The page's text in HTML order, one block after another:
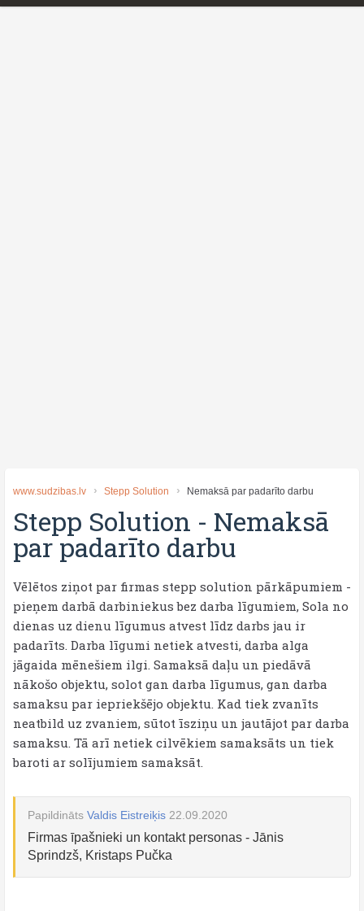
www.sudzibas.lv Stepp Solution Nemaksā par padarīto darbu
Stepp Solution - Nemaksā
par padarīto darbu
Vēlētos ziņot par firmas stepp solution pārkāpumiem -
pieņem darbā darbiniekus bez darba līgumiem, Sola no
dienas uz dienu līgumus atvest līdz darbs jau ir
padarīts. Darba līgumi netiek atvesti, darba alga
jāgaida mēnešiem ilgi. Samaksā daļu un piedāvā
nākošo objektu, solot gan darba līgumus, gan darba
samaksu par iepriekšējo objektu. Kad tiek zvanīts
neatbild uz zvaniem, sūtot īsziņu un jautājot par darba
samaksu. Tā arī netiek cilvēkiem samaksāts un tiek
baroti ar solījumiem samaksāt.
Papildināts Valdis Eistreiķis 22.09.2020
Firmas īpašnieki un kontakt personas - Jānis
Sprindzš, Kristaps Pučka